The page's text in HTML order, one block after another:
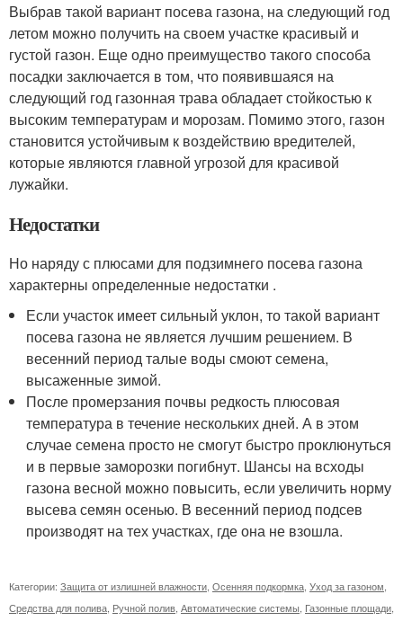
Выбрав такой вариант посева газона, на следующий год
летом можно получить на своем участке красивый и
густой газон. Еще одно преимущество такого способа
посадки заключается в том, что появившаяся на
следующий год газонная трава обладает стойкостью к
высоким температурам и морозам. Помимо этого, газон
становится устойчивым к воздействию вредителей,
которые являются главной угрозой для красивой
лужайки.
Недостатки
Но наряду с плюсами для подзимнего посева газона
характерны определенные недостатки .
Если участок имеет сильный уклон, то такой вариант
посева газона не является лучшим решением. В
весенний период талые воды смоют семена,
высаженные зимой.
После промерзания почвы редкость плюсовая
температура в течение нескольких дней. А в этом
случае семена просто не смогут быстро проклюнуться
и в первые заморозки погибнут. Шансы на всходы
газона весной можно повысить, если увеличить норму
высева семян осенью. В весенний период подсев
производят на тех участках, где она не взошла.
Категории: Защита от излишней влажности Осенняя подкормка Уход за газоном
Средства для полива Ручной полив Автоматические системы Газонные площади